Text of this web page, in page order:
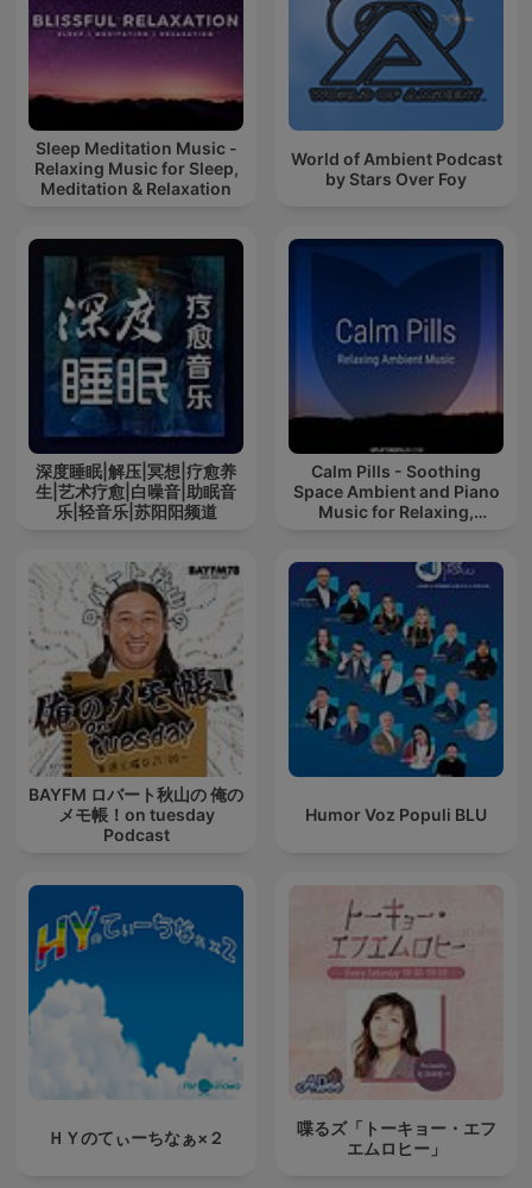
Sleep Meditation Music -
Relaxing Music for Sleep,
Meditation & Relaxation
World of Ambient Podcast
by Stars Over Foy
深度睡眠|解压|冥想|疗愈养
生|艺术疗愈|白噪音|助眠音
乐|轻音乐|苏阳阳频道
Calm Pills - Soothing
Space Ambient and Piano
Music for Relaxing,
BAYFM ロバート秋山の 俺の
メモ帳！on tuesday
Podcast
Humor Voz Populi BLU
ＨＹのてぃーちなぁ×２
喋るズ「トーキョー・エフ
エムロヒー」